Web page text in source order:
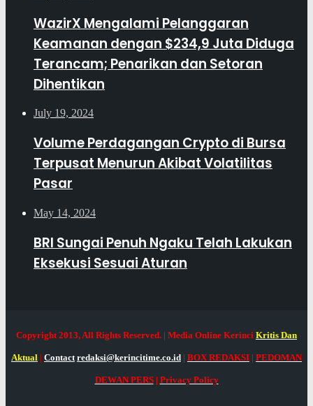
WazirX Mengalami Pelanggaran
Keamanan dengan $234,9 Juta Diduga
Terancam; Penarikan dan Setoran
Dihentikan
July 19, 2024
Volume Perdagangan Crypto di Bursa
Terpusat Menurun Akibat Volatilitas
Pasar
May 14, 2024
BRI Sungai Penuh Ngaku Telah Lakukan
Eksekusi Sesuai Aturan
Copyright 2013, All Rights Reserved. | Media Online Kerinci Kritis Dan
Aktual | Contact redaksi@kerincitime.co.id | BOX REDAKSI | PEDOMAN
DEWAN PERS| Privacy Policy